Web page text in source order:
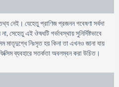
নেই। যেহেতু প্রাণিজ প্রজনন গবেষণা সর্বদা
সেহেতু এই ঔষধটি গর্ভাবস্থায় সুনির্দিষ্টভাবে
মাতৃদুগ্ধে নিঃসৃত হয় কিনা তা এখনও জানা যায়
ব্যবহারে সতর্কতা অবলম্বন করা উচিত।